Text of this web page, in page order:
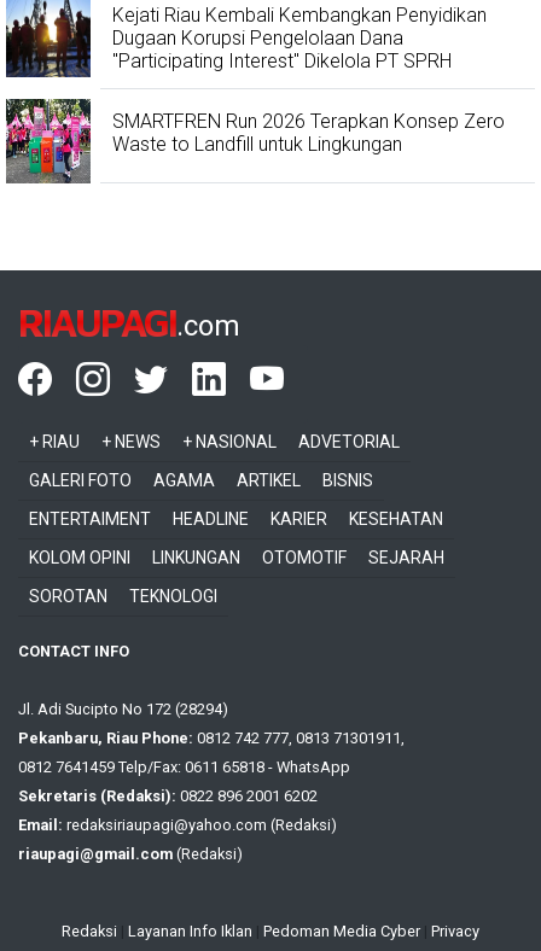
Kejati Riau Kembali Kembangkan Penyidikan
Dugaan Korupsi Pengelolaan Dana
"Participating Interest" Dikelola PT SPRH
SMARTFREN Run 2026 Terapkan Konsep Zero
Waste to Landfill untuk Lingkungan
RIAUPAGI.com
+ RIAU + NEWS + NASIONAL
ADVETORIAL
GALERI FOTO
AGAMA ARTIKEL
BISNIS
ENTERTAIMENT
HEADLINE KARIER
KESEHATAN
KOLOM OPINI
LINKUNGAN OTOMOTIF
SEJARAH
SOROTAN
TEKNOLOGI
CONTACT INFO
Jl. Adi Sucipto No 172 (28294)
Pekanbaru, Riau Phone: 0812 742 777, 0813 71301911,
0812 7641459 Telp/Fax: 0611 65818 - WhatsApp
Sekretaris (Redaksi): 0822 896 2001 6202
Email: redaksiriaupagi@yahoo.com (Redaksi)
riaupagi@gmail.com (Redaksi)
Redaksi Layanan Info Iklan Pedoman Media Cyber Privacy